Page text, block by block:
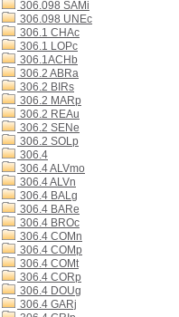
306.098 SAMi
306.098 UNEc
306.1 CHAc
306.1 LOPc
306.1ACHb
306.2 ABRa
306.2 BIRs
306.2 MARp
306.2 REAu
306.2 SENe
306.2 SOLp
306.4
306.4 ALVmo
306.4 ALVn
306.4 BALg
306.4 BARe
306.4 BROc
306.4 COMn
306.4 COMp
306.4 COMt
306.4 CORp
306.4 DOUg
306.4 GARj